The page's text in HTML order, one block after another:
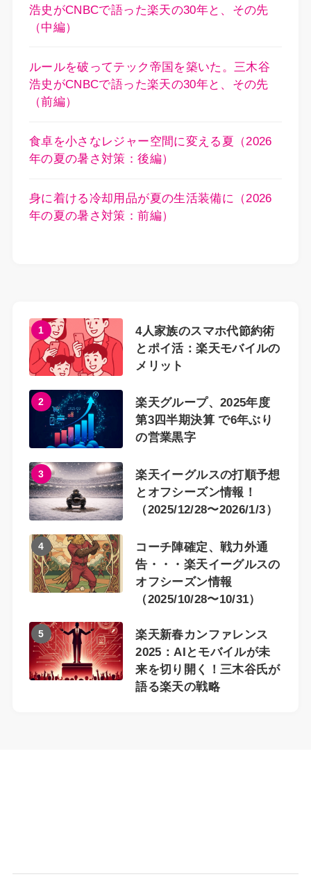
浩史がCNBCで語った楽天の30年と、その先
（中編）
ルールを破ってテック帝国を築いた。三木谷
浩史がCNBCで語った楽天の30年と、その先
（前編）
食卓を小さなレジャー空間に変える夏（2026
年の夏の暑さ対策：後編）
身に着ける冷却用品が夏の生活装備に（2026
年の夏の暑さ対策：前編）
1
4人家族のスマホ代節約術
とポイ活：楽天モバイルの
メリット
2
楽天グループ、2025年度
第3四半期決算 で6年ぶり
の営業黒字
3
楽天イーグルスの打順予想
とオフシーズン情報！
（2025/12/28〜2026/1/3）
4
コーチ陣確定、戦力外通
告・・・楽天イーグルスの
オフシーズン情報
（2025/10/28〜10/31）
5
楽天新春カンファレンス
2025：AIとモバイルが未
来を切り開く！三木谷氏が
語る楽天の戦略